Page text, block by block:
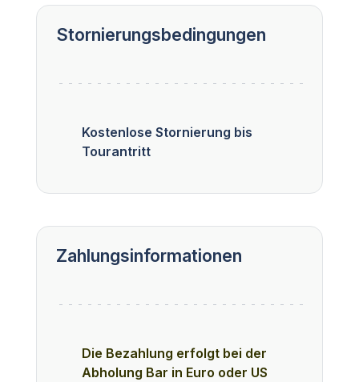
Stornierungsbedingungen
Kostenlose Stornierung bis
Tourantritt
Zahlungsinformationen
Die Bezahlung erfolgt bei der
Abholung Bar in Euro oder US